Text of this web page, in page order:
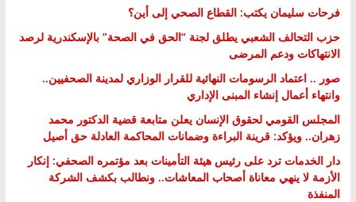
فرحات سليمان يكتب: القطاع الصحي إلى أين؟
حزب التحالف الشعبي يطلق لجنة “الحق في الصحة” بالإسكندرية لرصد
الانتهاكات ودعم المرضى
صور .. اعتماد الرسومات النهائية للقرار الوزاري لمدينة الصحفيين..
وانتهاء أعمال إنشاء المبنى الإداري
المجلس القومي لحقوق الإنسان يعلن متابعة قضية الدكتور محمد
زهران.. ويؤكد: قرينة البراءة وضمانات المحاكمة العادلة حق أصيل
دار الخدمات ترد على رئيس هيئة التأمينات بعد مؤتمره الصحفي: إنكار
الأزمة لا ينهي معاناة أصحاب المعاشات.. ونطالب بكشف الشركة
المنفذة